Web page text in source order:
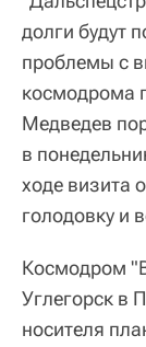
долги будут
проблемы с
космодрома
Медведев
в
ходе визита
голодовку и
Космодром
Углегорск в
носителя